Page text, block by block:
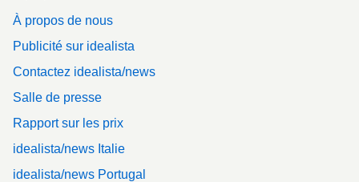
À propos de nous
Publicité sur idealista
Contactez idealista/news
Salle de presse
Rapport sur les prix
idealista/news Italie
idealista/news Portugal